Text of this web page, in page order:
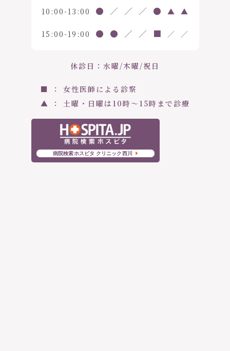
10:00-13:00 ● ／ ／ ／ ● ▲ ▲
15:00-19:00 ● ● ／ ／ ■ ／ ／
休診日：水曜/木曜/祝日
■ ： 女性医師による診察
▲ ： 土曜・日曜は10時〜15時まで診療
病院検索ホスピタ クリニック西川